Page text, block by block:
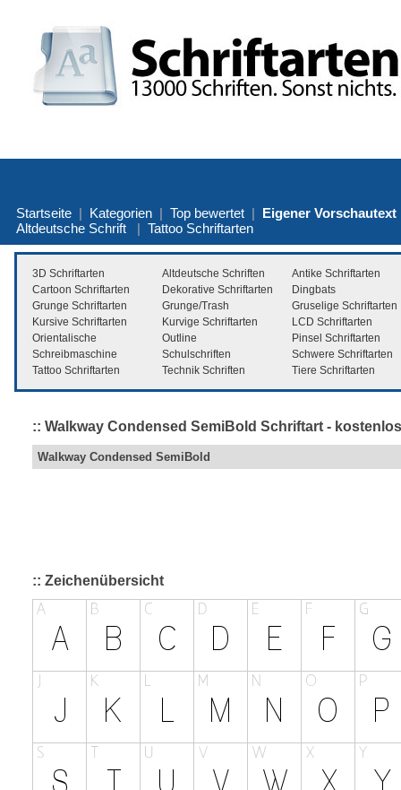
Startseite | Kategorien | Top bewertet | Eigener Vorschautext
Altdeutsche Schrift | Tattoo Schriftarten
3D Schriftarten Altdeutsche Schriften
Antike Schriftarten
Cartoon Schriftarten
Dekorative Schriftarten
Dingbats
Grunge Schriftarten
Grunge/Trash
Gruselige Schriftarten
Kursive Schriftarten
Kurvige Schriftarten
LCD Schriftarten
Orientalische
Outline
Pinsel Schriftarten
Schreibmaschine
Schulschriften
Schwere Schriftarten
Tattoo Schriftarten
Technik Schriften Tiere Schriftarten
:: Walkway Condensed SemiBold Schriftart -
Walkway Condensed SemiBold
:: Zeichenübersicht